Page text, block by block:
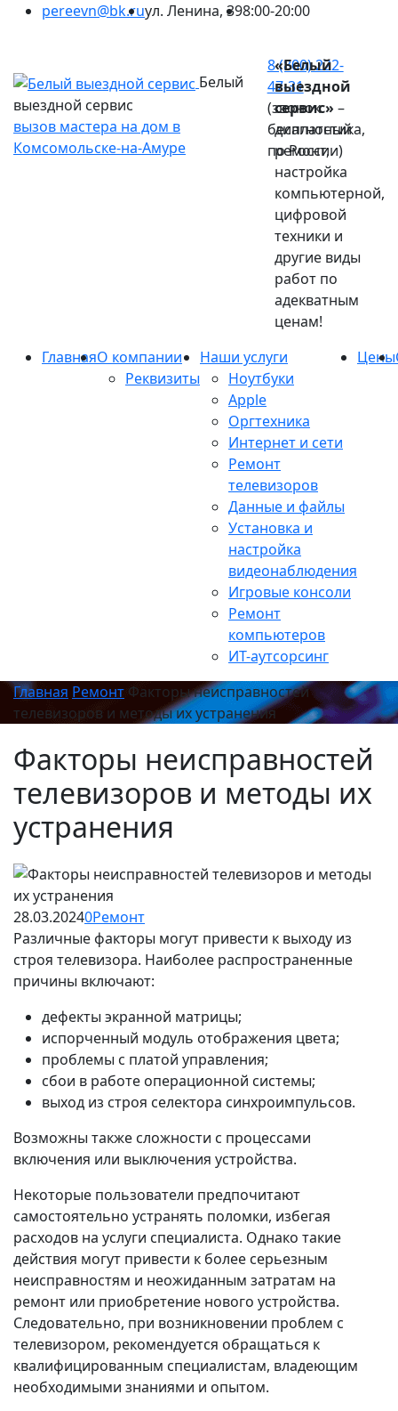
pereevn@bk.ruул. Ленина, 398:00-20:00
Белый
выездной сервис
вызов мастера на дом в
Комсомольске-на-Амуре
8 (800) 222-
47-31
(звонок
бесплатный
по России)
«Белый
выездной
сервис» –
диагностика,
ремонт,
настройка
компьютерной,
цифровой
техники и
другие виды
работ по
адекватным
ценам!
ГлавнаяО компании
Реквизиты
Наши услуги
Ноутбуки
Apple
Оргтехника
Интернет и сети
Ремонт
телевизоров
Данные и файлы
Установка и
настройка
видеонаблюдения
Игровые консоли
Ремонт
компьютеров
ИТ-аутсорсинг
Цены
Главная Ремонт Факторы неисправностей
телевизоров и методы их устранения
Факторы неисправностей
телевизоров и методы их
устранения
28.03.20240Ремонт
Различные факторы могут привести к выходу из
строя телевизора. Наиболее распространенные
причины включают:
дефекты экранной матрицы;
испорченный модуль отображения цвета;
проблемы с платой управления;
сбои в работе операционной системы;
выход из строя селектора синхроимпульсов.
Возможны также сложности с процессами
включения или выключения устройства.
Некоторые пользователи предпочитают
самостоятельно устранять поломки, избегая
расходов на услуги специалиста. Однако такие
действия могут привести к более серьезным
неисправностям и неожиданным затратам на
ремонт или приобретение нового устройства.
Следовательно, при возникновении проблем с
телевизором, рекомендуется обращаться к
квалифицированным специалистам, владеющим
необходимыми знаниями и опытом.